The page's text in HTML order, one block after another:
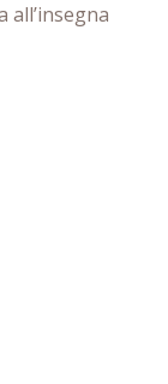
all’insegna